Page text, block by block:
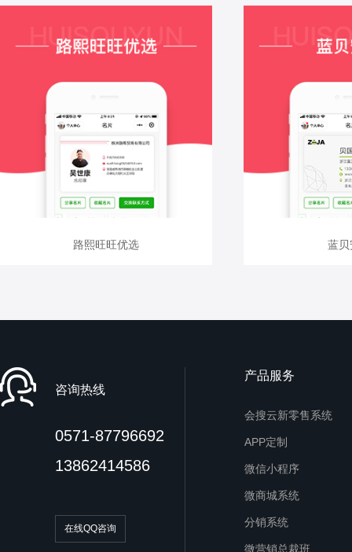
查看详情
路熙旺旺优选
路熙旺旺优选
查看
蓝贝
蓝贝
咨询热线
0571-87796692
13862414586
在线QQ咨询
产品服务
会搜云新零售系统
APP定制
微信小程序
微商城系统
分销系统
微营销总裁班